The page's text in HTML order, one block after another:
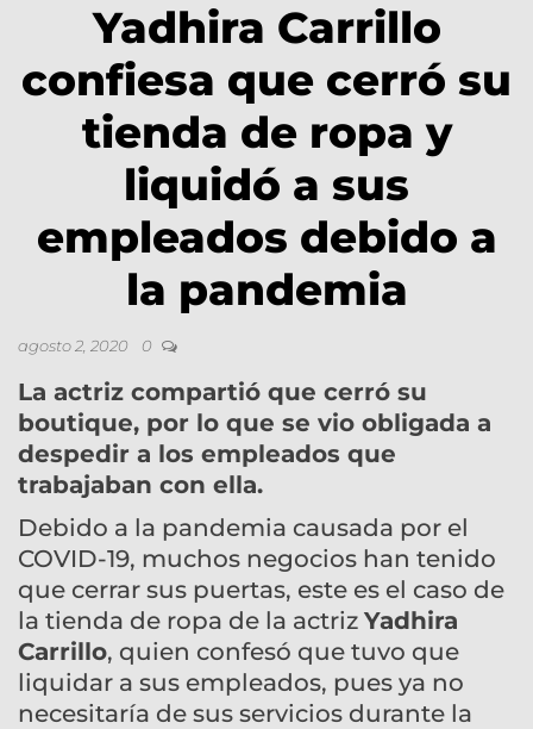
Yadhira Carrillo
confiesa que cerró su
tienda de ropa y
liquidó a sus
empleados debido a
la pandemia
agosto 2, 2020 0
La actriz compartió que cerró su
boutique, por lo que se vio obligada a
despedir a los empleados que
trabajaban con ella.
Debido a la pandemia causada por el
COVID-19, muchos negocios han tenido
que cerrar sus puertas, este es el caso de
la tienda de ropa de la actriz Yadhira
Carrillo, quien confesó que tuvo que
liquidar a sus empleados, pues ya no
necesitaría de sus servicios durante la